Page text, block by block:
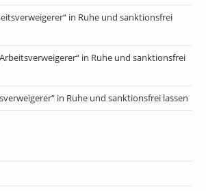
in Ruhe und sanktionsfrei
in Ruhe und sanktionsfrei
in Ruhe und sanktionsfrei lassen